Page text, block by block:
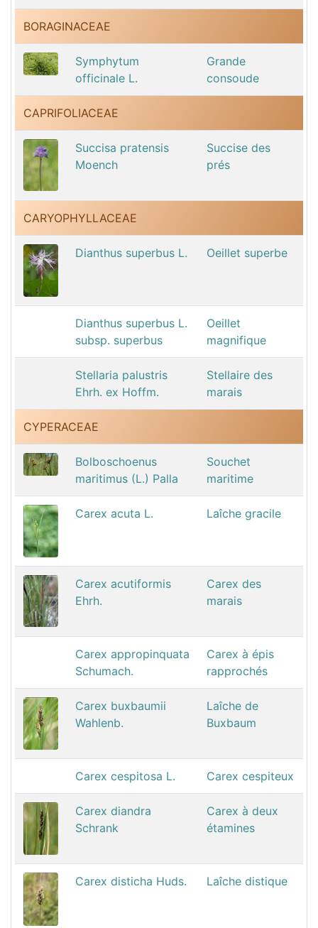
BORAGINACEAE
Symphytum
officinale L.
Grande
consoude
CAPRIFOLIACEAE
Succisa pratensis
Moench
Succise des
prés
CARYOPHYLLACEAE
Dianthus superbus L. Oeillet superbe
Dianthus superbus L.
subsp. superbus
Oeillet
magnifique
Stellaria palustris
Ehrh. ex Hoffm.
Stellaire des
marais
CYPERACEAE
Bolboschoenus
maritimus (L.) Palla
Souchet
maritime
Carex acuta L. Laîche gracile
Carex acutiformis
Ehrh.
Carex des
marais
Carex appropinquata
Schumach.
Carex à épis
rapprochés
Carex buxbaumii
Wahlenb.
Laîche de
Buxbaum
Carex cespitosa L. Carex cespiteux
Carex diandra
Schrank
Carex à deux
étamines
Carex disticha Huds. Laîche distique